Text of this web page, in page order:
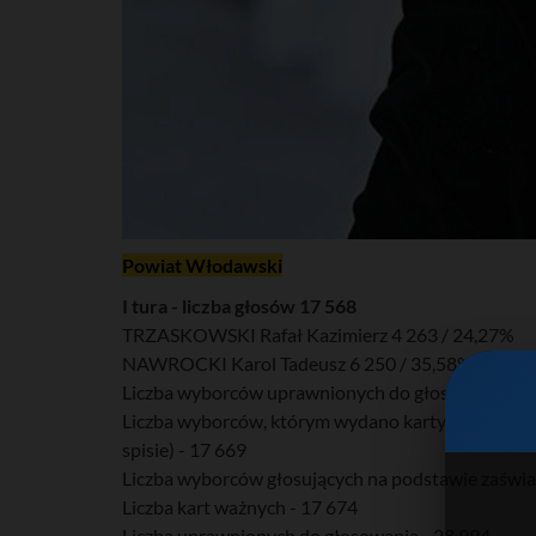
Powiat Włodawski
I tura - liczba głosów 17 568
TRZASKOWSKI Rafał Kazimierz 4 263 / 24,27%
NAWROCKI Karol Tadeusz 6 250 / 35,58%
Liczba wyborców uprawnionych do głosowania
Liczba wyborców, którym wydano karty do
spisie) - 17 669
Liczba wyborców głosujących na podstawie
Liczba kart ważnych - 17 674